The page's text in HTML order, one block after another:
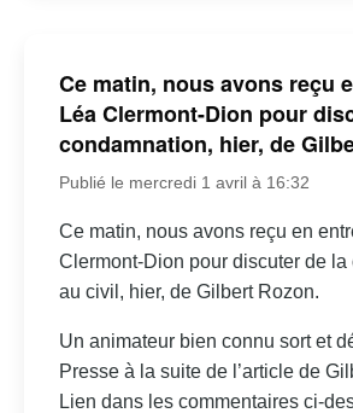
Ce matin, nous avons reçu
Léa Clermont-Dion pour
condamnation, hier, de
Publié le mercredi 1 avril à 16:32
Ce matin, nous avons reçu en
Clermont-Dion pour discuter de la
au civil, hier, de Gilbert Rozon.
Un animateur bien connu sort et
Presse à la suite de l’article de
Lien dans les commentaires ci-